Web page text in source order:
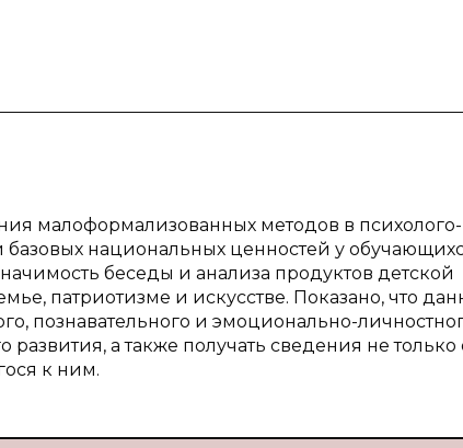
малоформализованных методов в психолого-
национальных ценностей у
беседы и анализа продуктов детской
патриотизме и искусстве. Показано, что
познавательного и эмоционально-
а также получать сведения не только
к ним.